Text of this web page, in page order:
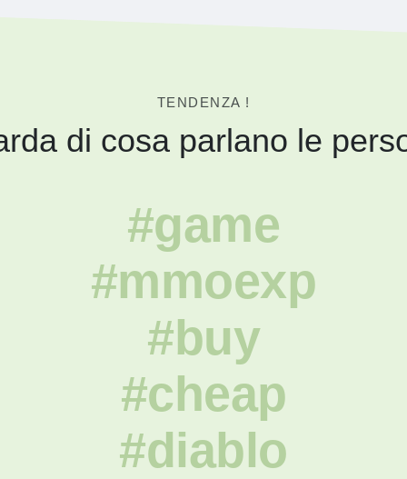
TENDENZA !
di cosa parlano le
#game
#mmoexp
#buy
#cheap
#diablo